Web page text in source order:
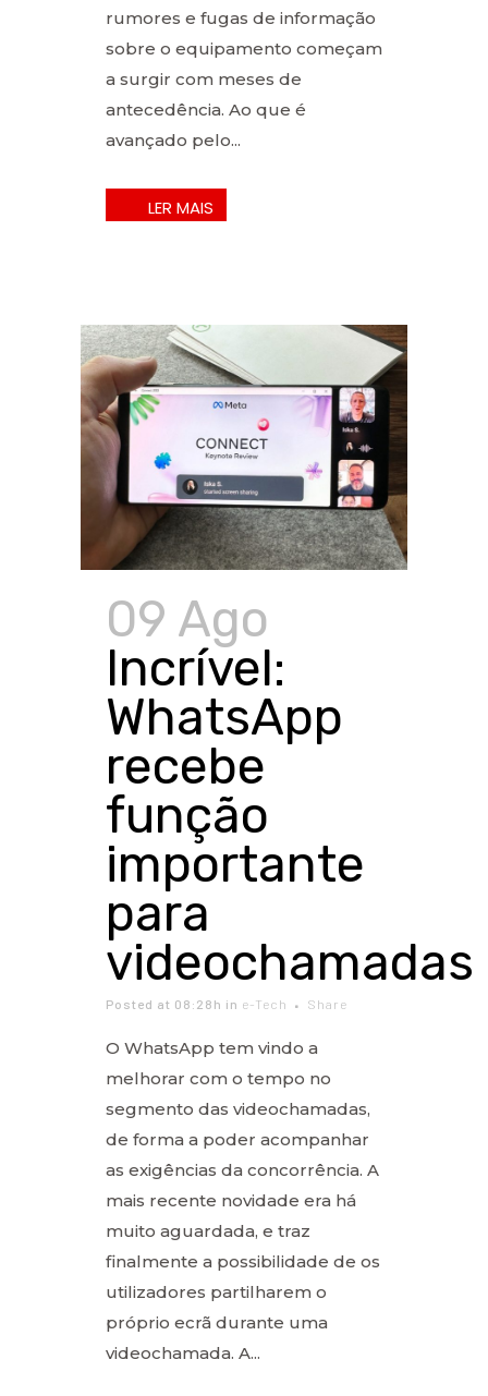
rumores e fugas de informação
sobre o equipamento começam
a surgir com meses de
antecedência. Ao que é
avançado pelo...
09 Ago
Incrível:
WhatsApp
recebe
função
importante
para
videochamadas
Posted at 08:28h in e-Tech Share
O WhatsApp tem vindo a
melhorar com o tempo no
segmento das videochamadas,
de forma a poder acompanhar
as exigências da concorrência. A
mais recente novidade era há
muito aguardada, e traz
finalmente a possibilidade de os
utilizadores partilharem o
próprio ecrã durante uma
videochamada. A...